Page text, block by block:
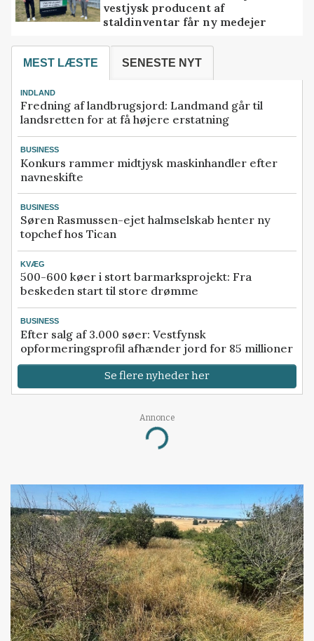
vestjysk producent af
staldinventar får ny medejer
MEST LÆSTE SENESTE NYT
INDLAND
Fredning af landbrugsjord: Landmand går til
landsretten for at få højere erstatning
BUSINESS
Konkurs rammer midtjysk maskinhandler efter
navneskifte
BUSINESS
Søren Rasmussen-ejet halmselskab henter ny
topchef hos Tican
KVÆG
500-600 køer i stort barmarksprojekt: Fra
beskeden start til store drømme
BUSINESS
Efter salg af 3.000 søer: Vestfynsk
opformeringsprofil afhænder jord for 85 millioner
Se flere nyheder her
Annonce
Loading...